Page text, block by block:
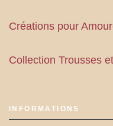
Créations pour
Collection Trousses
INFORMATIONS